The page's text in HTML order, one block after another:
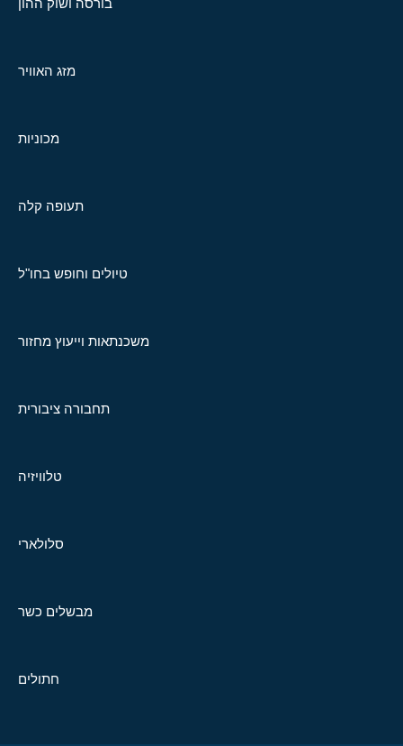
בורסה ושוק ההון
מזג האוויר
מכוניות
תעופה קלה
טיולים וחופש בחו"ל
משכנתאות וייעוץ מחזור
תחבורה ציבורית
טלוויזיה
סלולארי
מבשלים כשר
חתולים